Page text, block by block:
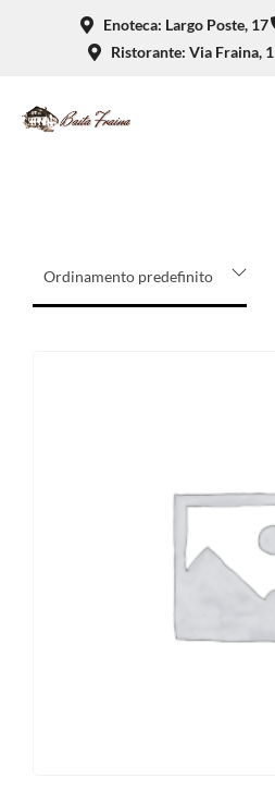
Enoteca: Largo Poste, 17
Ristorante: Via Fraina, 1